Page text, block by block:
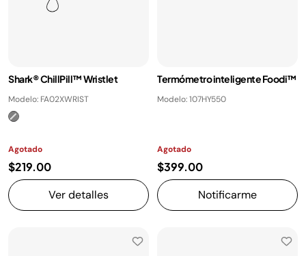
Shark® ChillPill™ Wristlet
Modelo: FA02XWRIST
Agotado
$219.00
Ver detalles
Termómetro inteligente Foodi™
Modelo: 107HY550
Agotado
$399.00
Notificarme